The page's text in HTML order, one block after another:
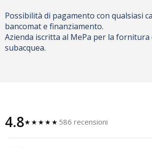
Possibilità di pagamento con qualsiasi
bancomat e finanziamento.
Azienda iscritta al MePa per la
subacquea.
4.8★★★★★ 586 recensioni